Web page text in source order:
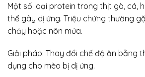
Một số loại protein trong thịt gà, cá,
thể gây dị ứng. Triệu chứng thường
chảy hoặc nôn mửa.
Giải pháp: Thay đổi chế độ ăn bằng
dụng cho mèo bị dị ứng.